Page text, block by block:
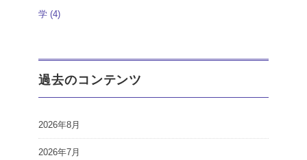
学 (4)
過去のコンテンツ
2026年8月
2026年7月